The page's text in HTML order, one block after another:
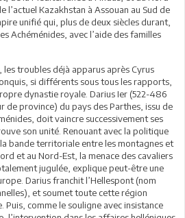
l’actuel Kazakhstan à Assouan au Sud de
unifié qui, plus de deux siècles durant,
Achéménides, avec l’aide des familles
les troubles déjà apparus après Cyrus
si différents sous tous les rapports,
dynastie royale. Darius Ier (522-486
de province) du pays des Parthes, issu de
doit vaincre successivement ses
son unité. Renouant avec la politique
bande territoriale entre les montagnes et
et au Nord-Est, la menace des cavaliers
jugulée, explique peut-être une
Darius franchit l’Hellespont (nom
et soumet toute cette région
Puis, comme le souligne avec insistance